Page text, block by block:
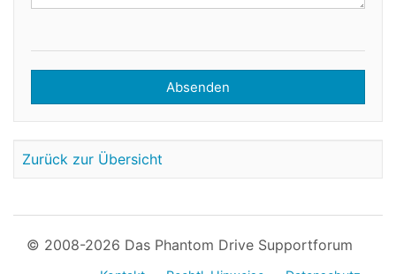
Absenden
Zurück zur Übersicht
© 2008-2026 Das Phantom Drive Supportforum